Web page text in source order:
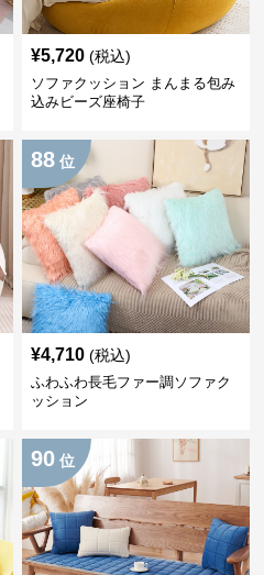
¥5,720 (税込)
ソファクッション まんまる包み
込みビーズ座椅子
88 位
¥4,710 (税込)
ふわふわ長毛ファー調ソファク
ッション
90 位